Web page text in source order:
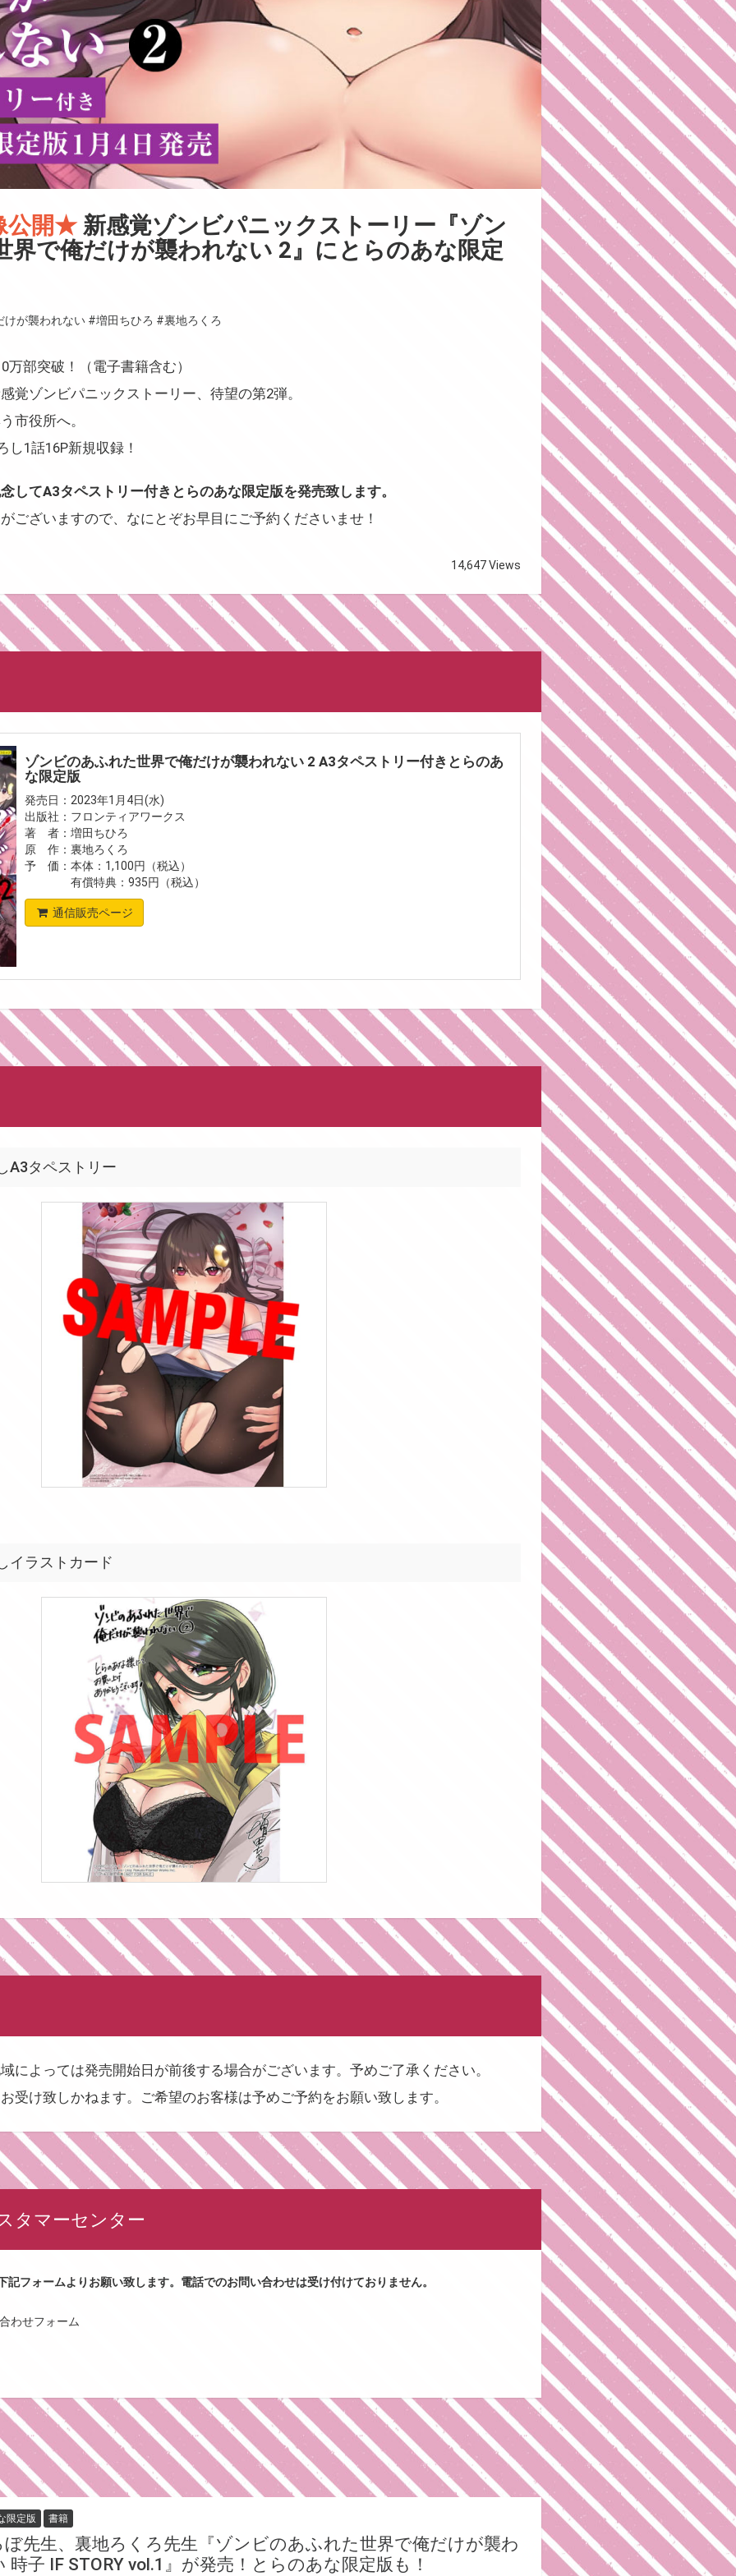
公開★新感覚ゾンビパニックストーリー『ゾン
界で俺だけが襲われない 2』にとらのあな限定
けが襲われない #増田ちひろ #裏地ろくろ
部突破！（電子書籍含む）
覚ゾンビパニックストーリー、待望の第2弾。
市役所へ。
1話16P新規収録！
してA3タペストリー付きとらのあな限定版を発売致します。
ございますので、なにとぞお早目にご予約くださいませ！
14,647 Views
ゾンビのあふれた世界で俺だけが襲われない 2 A3タペストリー付きとらのあ
な限定版
発売日：2023年1月4日(水)
出版社：フロンティアワークス
著 者：増田ちひろ
原 作：裏地ろくろ
予 価：本体：1,100円（税込）
有償特典：935円（税込）
通信販売ページ
A3タペストリー
イラストカード
によっては発売開始日が前後する場合がございます。予めご了承ください。
受け致しかねます。ご希望のお客様は予めご予約をお願い致します。
タマーセンター
記フォームよりお願い致します。電話でのお問い合わせは受け付けておりません。
わせフォーム
限定版 書籍
ぼ先生、裏地ろくろ先生『ゾンビのあふれた世界で俺だけが襲わ
時子 IF STORY vol.1』が発売！とらのあな限定版も！